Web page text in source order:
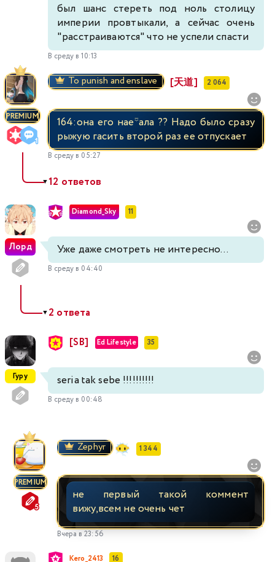
был шанс стереть под ноль столицу
империи провтыкали, а сейчас очень
"расстраиваются" что не успели спасти
В среду в 10:13
PREMIUM
To punish and enslave [天道] 2 064
164:она его нае*ала ?? Надо было сразу
рыжую гасить второй раз ее отпускает
В среду в 05:27
▼12 ответов
Лорд
Diamond_Sky 11
Уже даже смотреть не интересно...
В среду в 04:40
▼2 ответа
Гуру
[SB] Ed Lifestyle 35
seria tak sebe !!!!!!!!!!
В среду в 00:48
PREMIUM
Zephyr 1 344
не первый такой коммент
вижу,всем не очень чет
Вчера в 23:56
Kero_2413 16